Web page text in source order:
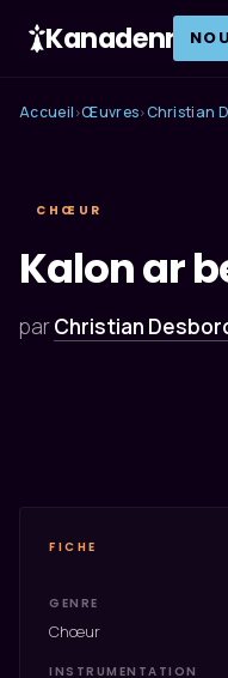
Kanadenn
Accueil ›Œuvres›Christian
CHŒUR
Kalon ar
parChristian
FICHE
GENRE
Chœur
INSTRUMENTATION